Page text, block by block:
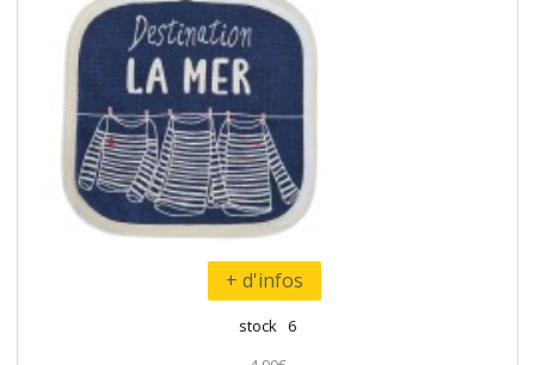
+ d'infos
stock 6